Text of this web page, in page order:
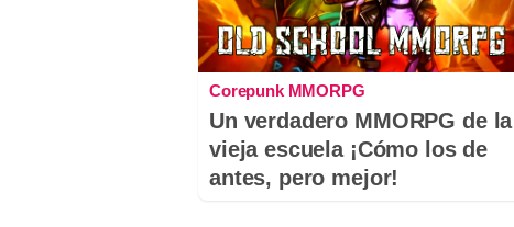
Corepunk MMORPG
Un verdadero MMORPG de la
vieja escuela ¡Cómo los de
antes, pero mejor!